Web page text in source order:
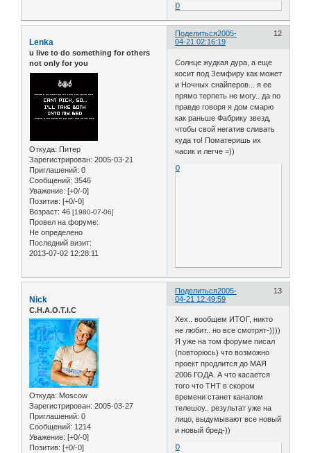
0
Поделиться 12
2005-
04-21 02:16:19
Lenka
u live to do something for others
not only for you
Откуда: Питер
Зарегистрирован: 2005-03-21
Приглашений: 0
Сообщений: 3546
Уважение: [+0/-0]
Позитив: [+0/-0]
Возраст: 46 [1980-07-06]
Провел на форуме:
Не определено
Последний визит:
2013-07-02 12:28:11
Солнце жудкая дура, а еще
косит под Земфиру как может
и Ночных снайперов... я ее
прямо терпеть не могу.. да по
правде говоря я дом смарю
как раньше Фабрику звезд,
чтобы свой негатив сливать
куда то! Поматеришь их
часик и легче =))
0
Поделиться 13
2005-
04-21 12:49:59
Nick
C.H.A.O.T.I.C
Откуда: Moscow
Зарегистрирован: 2005-03-27
Приглашений: 0
Сообщений: 1214
Уважение: [+0/-0]
Позитив: [+0/-0]
Хех.. вообщем ИТОГ, никто
не любит.. но все смотрят-))))
Я уже на том форуме писал
(повторюсь) что возможно
проект продлится до МАЯ
2006 ГОДА. А что касается
того что ТНТ в скором
времени станет каналом
телешоу.. результат уже на
лицо, выдумывают все новый
и новый бред-))
0